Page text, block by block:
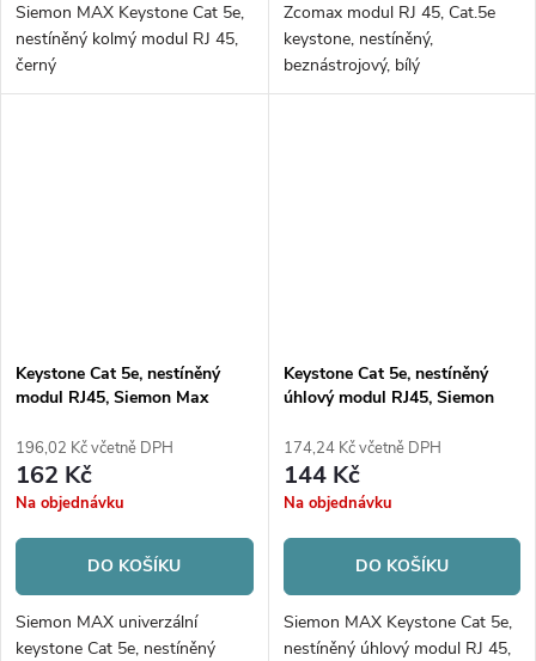
Siemon MAX Keystone Cat 5e,
nestíněný kolmý modul RJ 45,
černý
Zcomax modul RJ 45, Cat.5e
keystone, nestíněný,
beznástrojový, bílý
Keystone Cat 5e, nestíněný
modul RJ45, Siemon Max
196,02 Kč včetně DPH
162 Kč
Na objednávku
DO KOŠÍKU
Siemon MAX univerzální
keystone Cat 5e, nestíněný
Keystone Cat 5e, nestíněný
úhlový modul RJ45, Siemon
174,24 Kč včetně DPH
144 Kč
Na objednávku
DO KOŠÍKU
Siemon MAX Keystone Cat 5e,
nestíněný úhlový modul RJ 45,